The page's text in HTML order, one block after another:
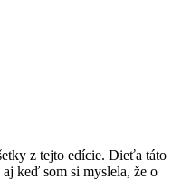
z tejto edície. Dieťa táto
keď som si myslela, že o